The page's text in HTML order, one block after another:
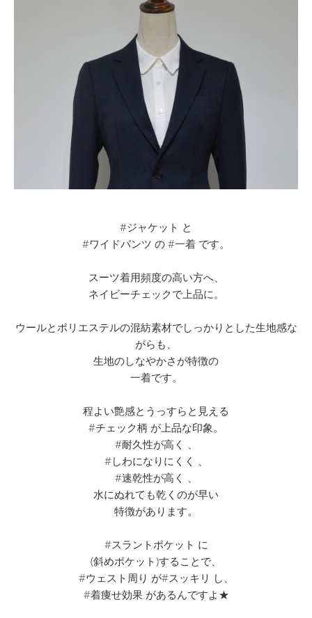
#ジャケット と
#ワイドパンツ の #一着 です。
スーツ着用頻度の高い方へ、
ネイビーチェックで上品に。
ウールとポリエステルの混紡素材でしっかりとした生地感な
がらも、
生地のしなやかさが特徴の
一着です。
程よい艶感とうっすらと見える
#チェック柄 が上品な印象。
#耐久性が高く 、
#しわになりにくく 、
#速乾性が高く 、
水にぬれても乾くのが早い
特徴があります。
#スラントポケット に
(斜めポケット)することで、
#ウェスト周り が#スッキリ し、
#着痩せ効果 があるんですよ★